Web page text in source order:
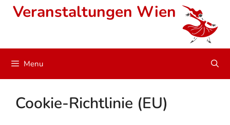
SkipVeranstaltungen Wien
Menu
Cookie-Richtlinie (EU)